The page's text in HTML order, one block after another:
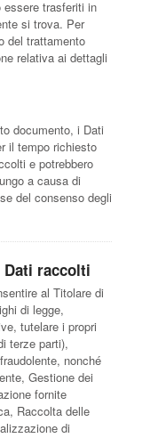
essere trasferiti in
si trova. Per
del trattamento
relativa ai dettagli
documento, i Dati
il tempo richiesto
e potrebbero
a causa di
del consenso degli
Dati raccolti
al Titolare di
di legge,
tutelare i propri
terze parti),
nonché
Gestione dei
fornite
Raccolta delle
di